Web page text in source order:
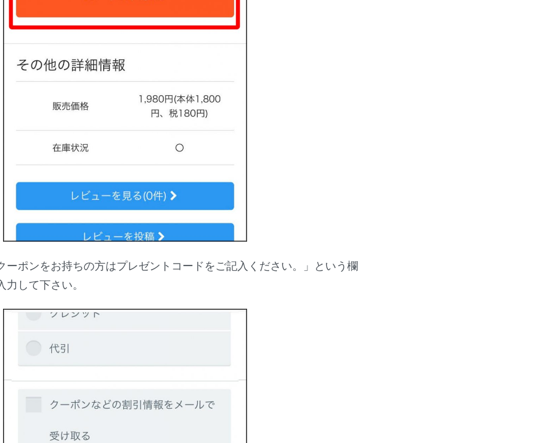
ポンをお持ちの方はプレゼントコードをご記入ください。」という欄
して下さい。